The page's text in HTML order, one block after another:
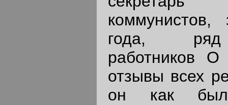
года, ряд
работников
отзывы всех
он как был